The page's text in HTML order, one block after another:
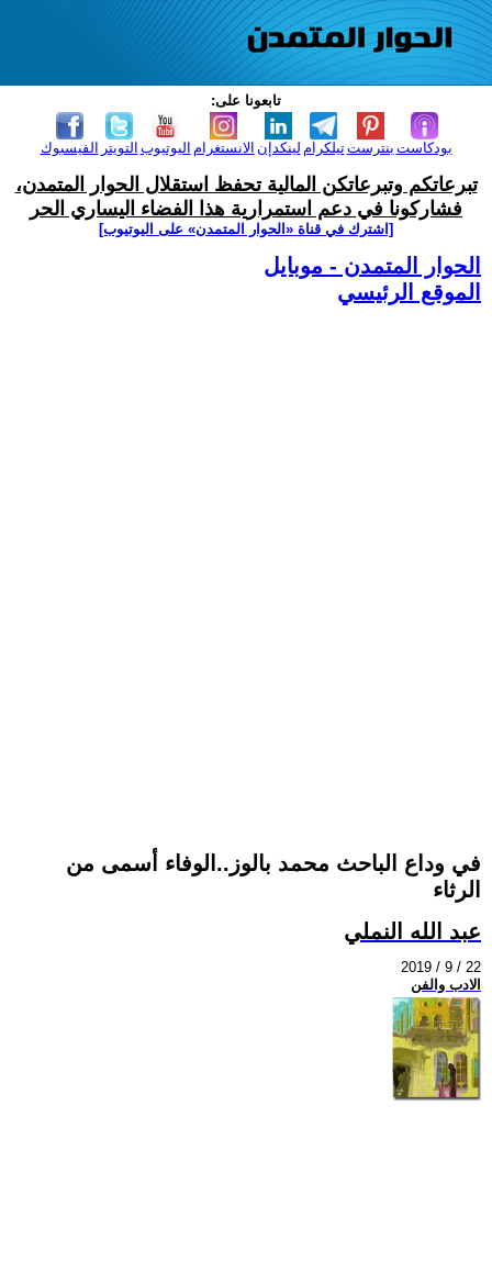
تابعونا على:
الفيسبوك التويتر اليوتيوب الانستغرام لينكدإن تيلكرامبنترست بودكاست
تبرعاتكم وتبرعاتكن المالية تحفظ استقلال الحوار المتمدن،
فشاركونا في دعم استمرارية هذا الفضاء اليساري الحر
[اشترك في قناة ‫«الحوار المتمدن» على اليوتيوب]
الحوار المتمدن - موبايل
الموقع الرئيسي
في وداع الباحث محمد بالوز..الوفاء أسمى من
الرثاء
عبد الله النملي
2019 / 9 / 22
الادب والفن